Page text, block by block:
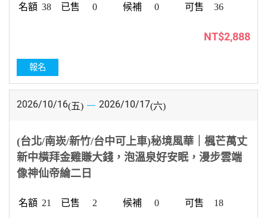
38 0 0 36
NT$2,888
報名
2026/10/16(五) 2026/10/17(六)
(台北/南崁/新竹/台中可上車)秘境風華｜楓芒萬丈
新中橫拜金雞賺大錢，泡溫泉好安眠，漫步雲端
像神仙帝綸二日
21 2 0 18